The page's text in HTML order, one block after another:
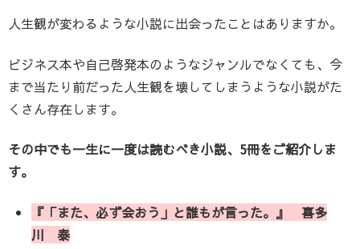
人生観が変わるような小説に出会ったことはありますか。
ビジネス本や自己啓発本のようなジャンルでなくても、今
まで当たり前だった人生観を壊してしまうような小説がた
くさん存在します。
その中でも一生に一度は読むべき小説、 5冊をご紹介しま
す。
『「また、必ず会おう」と誰もが言った。』 喜多
川 泰